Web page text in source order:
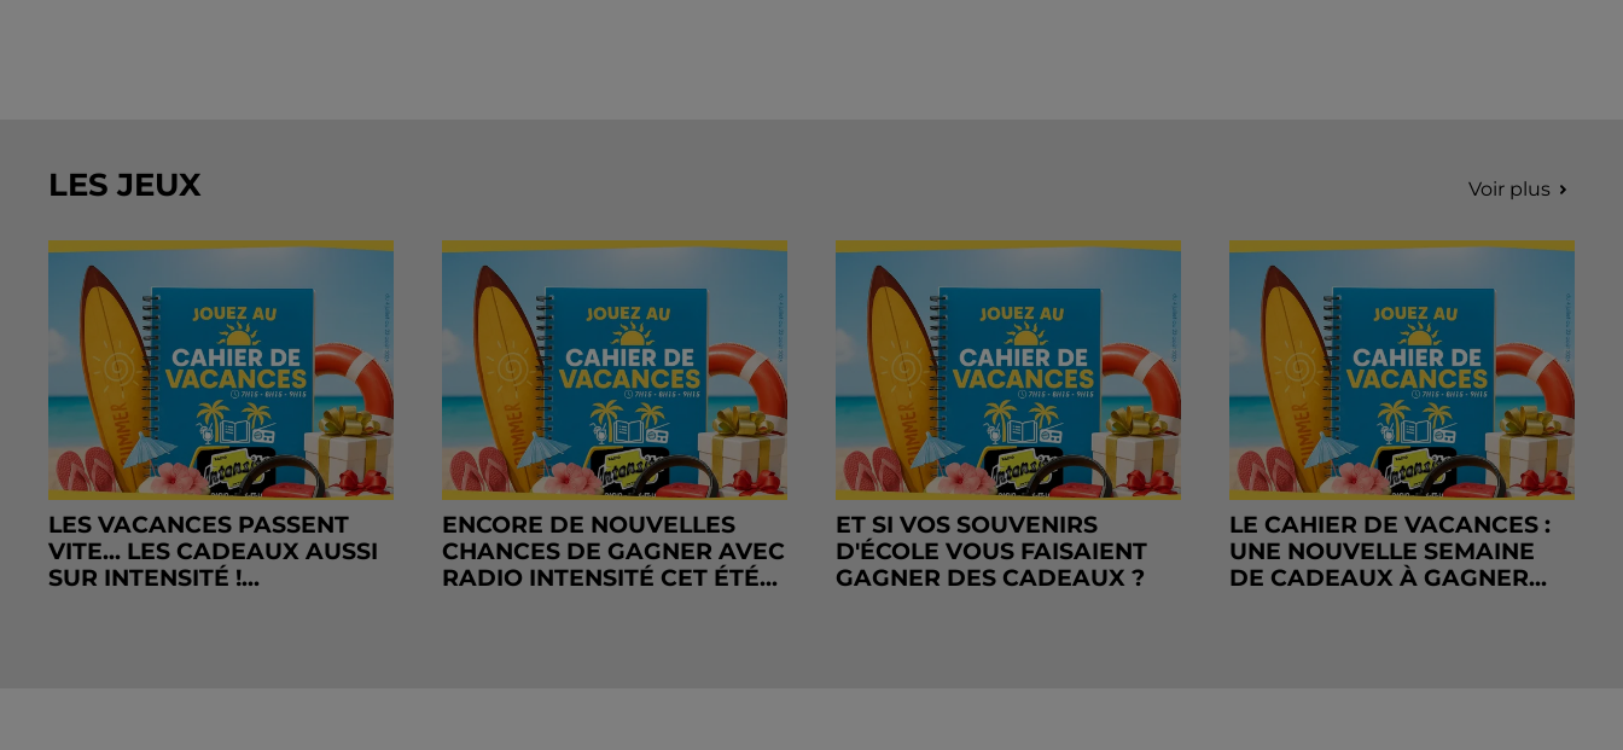
LES JEUX Voir plus
LES VACANCES PASSENT
VITE... LES CADEAUX AUSSI
SUR INTENSITÉ !...
ENCORE DE NOUVELLES
CHANCES DE GAGNER AVEC
RADIO INTENSITÉ CET ÉTÉ...
ET SI VOS SOUVENIRS
D'ÉCOLE VOUS FAISAIENT
GAGNER DES CADEAUX ?
LE CAHIER DE VACANCES :
UNE NOUVELLE SEMAINE
DE CADEAUX À GAGNER...